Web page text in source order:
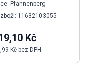
Pfannenberg
11632103055
Kč
Kč bez DPH